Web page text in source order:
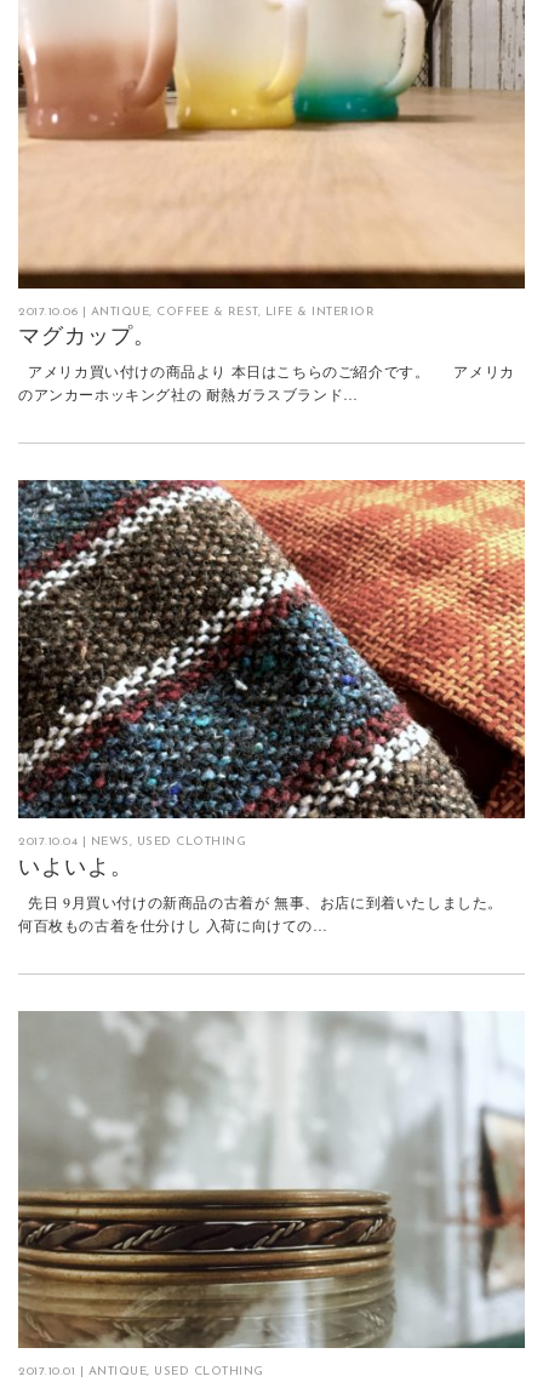
2017.10.06 ANTIQUE, COFFEE & REST, LIFE & INTERIOR
マグカップ。
アメリカ買い付けの商品より 本日はこちらのご紹介です。 アメリカ
のアンカーホッキング社の 耐熱ガラスブランド…
2017.10.04 NEWS, USED CLOTHING
いよいよ。
先日 9月買い付けの新商品の古着が 無事、お店に到着いたしました。
何百枚もの古着を仕分けし 入荷に向けての…
2017.10.01 ANTIQUE, USED CLOTHING